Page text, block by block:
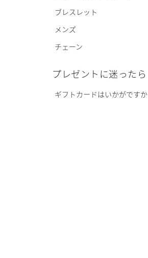
ブレスレット
メンズ
チェーン
プレゼントに迷ったら
ギフトカードはいかがですか